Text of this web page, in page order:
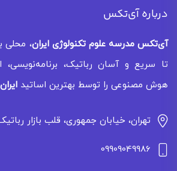
درباره آی‌تکس
آی‌تکس مدرسه علوم تکنولوژی ایران، محلی
تا سریع و آسان رباتیک، برنامه‌نویسی،
هوش مصنوعی را توسط بهترین اساتید ایران
تهران، خیابان جمهوری، قلب بازار
09909049986